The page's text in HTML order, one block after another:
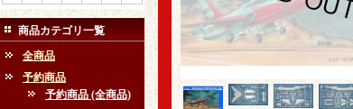
商品カテゴリ一覧
全商品
予約商品
予約商品 (全商品)